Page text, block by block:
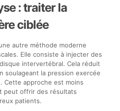
: traiter la
ciblée
autre méthode moderne
Elle consiste à injecter des
intervertébral. Cela réduit
soulageant la pression exercée
Cette approche est moins
peut offrir des résultats
patients.